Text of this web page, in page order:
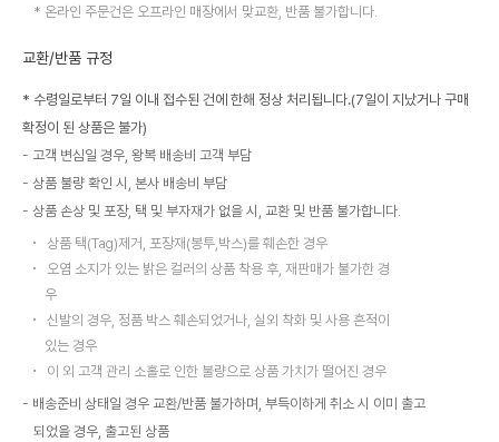
온라인 주문건은 오프라인 매장에서 맞교환, 반품 불가합니다.
교환/반품 규정
* 수령일로부터 7일 이내 접수된 건에 한해 정상 처리됩니다.(7일이 지났거나 구매
확정이 된 상품은 불가)
고객 변심일 경우, 왕복 배송비 고객 부담
상품 불량 확인 시, 본사 배송비 부담
상품 손상 및 포장, 택 및 부자재가 없을 시, 교환 및 반품 불가합니다.
상품 택(Tag)제거, 포장재(봉투,박스)를 훼손한 경우
오염 소지가 있는 밝은 컬러의 상품 착용 후, 재판매가 불가한 경
우
신발의 경우, 정품 박스 훼손되었거나, 실외 착화 및 사용 흔적이
있는 경우
이 외 고객 관리 소홀로 인한 불량으로 상품 가치가 떨어진 경우
배송준비 상태일 경우 교환/반품 불가하며, 부득이하게 취소 시 이미 출고
되었을 경우, 출고된 상품